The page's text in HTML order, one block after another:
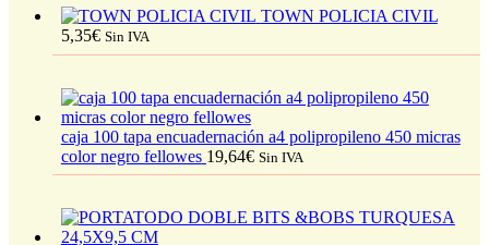
TOWN POLICIA CIVIL
5,35€ Sin IVA
caja 100 tapa encuadernación a4 polipropileno 450 micras
color negro fellowes 19,64€ Sin IVA